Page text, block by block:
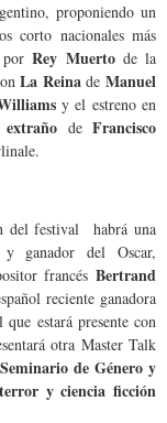
proponiendo un
corto nacionales más
Rey Muertode la
La ReinadeManuel
y el estreno en
deFrancisco
del festival habrá una
ganador del Oscar,
francés Bertrand
reciente ganadora
estará presente con
otra Master Talk
Seminario de Género y
y ciencia ficción